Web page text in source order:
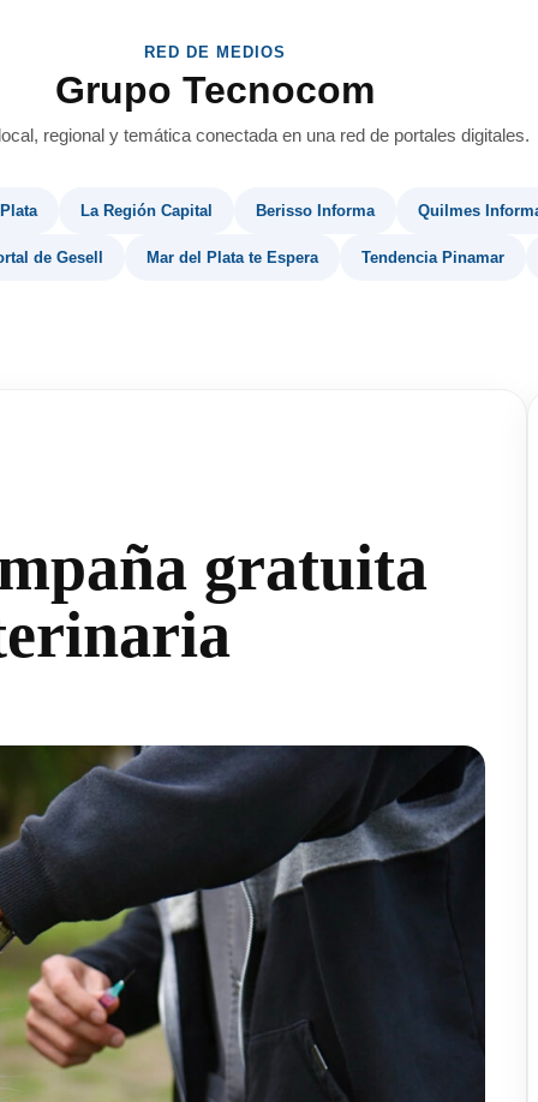
RED DE MEDIOS
Grupo Tecnocom
regional y temática conectada en una red de portales digitales.
La Región Capital Berisso Informa Quilmes
de Gesell Mar del Plata te Espera Tendencia Pinamar
gratuita